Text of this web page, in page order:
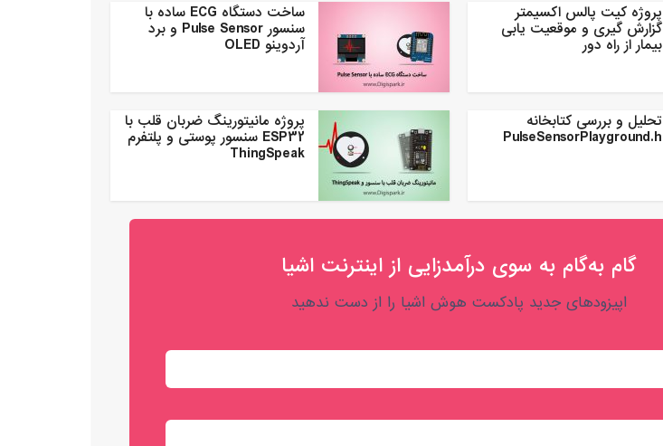
پروژه کیت پالس اکسیمتر
گزارش گیری و موقعیت یابی
بیمار از راه دور
ساخت دستگاه ECG ساده با
سنسور Pulse Sensor و برد
آردوینو OLED
تحلیل و بررسی کتابخانه
PulseSensorPlayground.h
پروژه مانیتورینگ ضربان قلب با
ESP32 سنسور پوستی و پلتفرم
ThingSpeak
گام به‌گام به‌ سوی درآمدزایی از اینترنت اشیا
اپیزودهای جدید پادکست هوش اشیا را از دست ندهید